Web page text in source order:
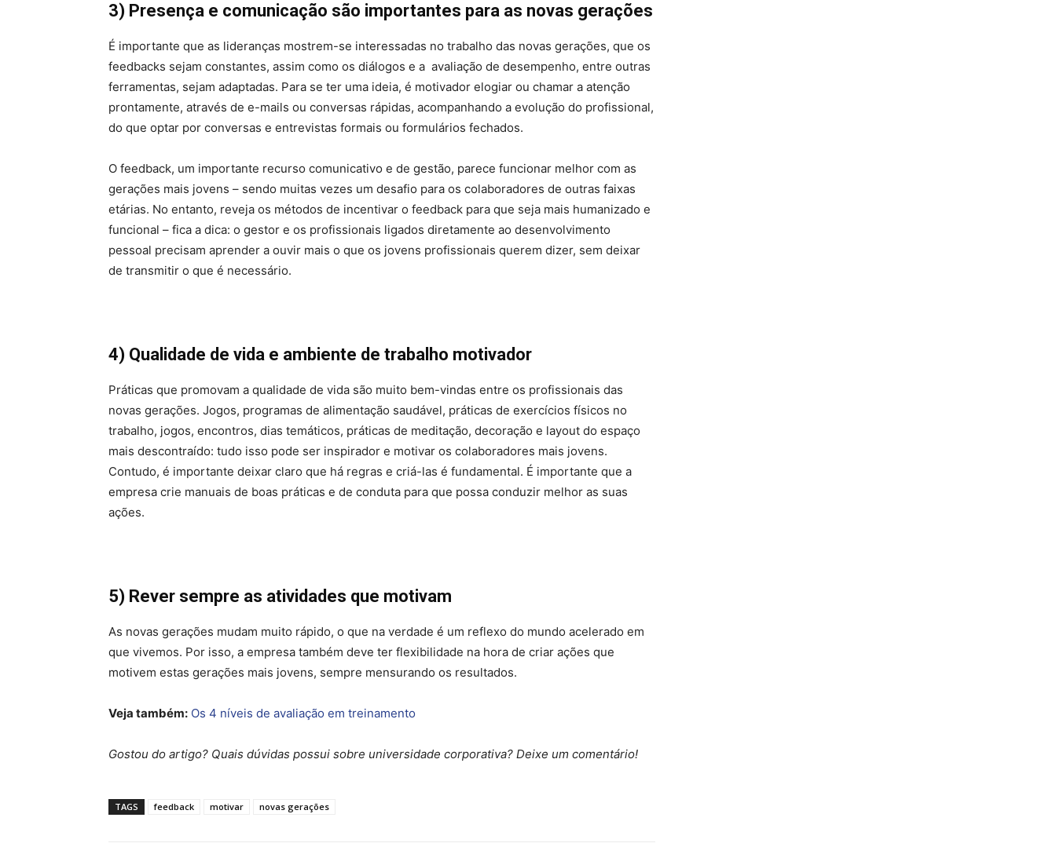
3) Presença e comunicação são importantes para as novas gerações
É importante que as lideranças mostrem-se interessadas no trabalho das novas gerações, que os
feedbacks sejam constantes, assim como os diálogos e a avaliação de desempenho, entre outras
ferramentas, sejam adaptadas. Para se ter uma ideia, é motivador elogiar ou chamar a atenção
prontamente, através de e-mails ou conversas rápidas, acompanhando a evolução do profissional,
do que optar por conversas e entrevistas formais ou formulários fechados.
O feedback, um importante recurso comunicativo e de gestão, parece funcionar melhor com as
gerações mais jovens – sendo muitas vezes um desafio para os colaboradores de outras faixas
etárias. No entanto, reveja os métodos de incentivar o feedback para que seja mais humanizado e
funcional – fica a dica: o gestor e os profissionais ligados diretamente ao desenvolvimento
pessoal precisam aprender a ouvir mais o que os jovens profissionais querem dizer, sem deixar
de transmitir o que é necessário.
4) Qualidade de vida e ambiente de trabalho motivador
Práticas que promovam a qualidade de vida são muito bem-vindas entre os profissionais das
novas gerações. Jogos, programas de alimentação saudável, práticas de exercícios físicos no
trabalho, jogos, encontros, dias temáticos, práticas de meditação, decoração e layout do espaço
mais descontraído: tudo isso pode ser inspirador e motivar os colaboradores mais jovens.
Contudo, é importante deixar claro que há regras e criá-las é fundamental. É importante que a
empresa crie manuais de boas práticas e de conduta para que possa conduzir melhor as suas
ações.
5) Rever sempre as atividades que motivam
As novas gerações mudam muito rápido, o que na verdade é um reflexo do mundo acelerado em
que vivemos. Por isso, a empresa também deve ter flexibilidade na hora de criar ações que
motivem estas gerações mais jovens, sempre mensurando os resultados.
Veja também: Os 4 níveis de avaliação em treinamento
Gostou do artigo? Quais dúvidas possui sobre universidade corporativa? Deixe um comentário!
TAGS feedback motivar novas gerações